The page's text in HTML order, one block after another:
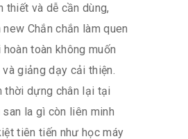
thiết và dễ cần dùng,
Chắn chắn làm quen
toàn không muốn
giảng dạy cải thiện.
thời dựng chân lại tại
la gì còn liên minh
tiên tiến như học máy